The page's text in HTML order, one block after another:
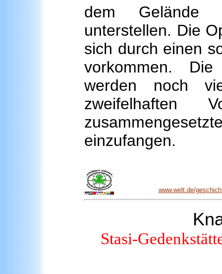
dem Gelände
unterstellen. Die
sich durch einen
vorkommen.
werden noch
zweifelhaften
einzufangen.
www.welt.de/
Stasi-